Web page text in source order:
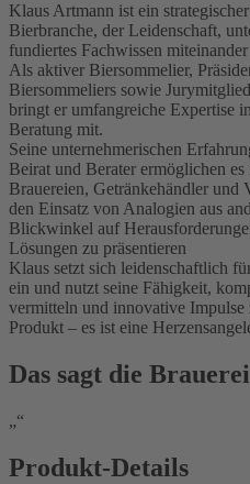
Klaus Artmann ist ein
Bierbranche, der Leidenschaft,
fundiertes Fachwissen
Als aktiver Biersommelier,
Biersommeliers sowie
bringt er umfangreiche Expertise
Beratung mit.
Seine unternehmerischen
Beirat und Berater ermöglichen
Brauereien, Getränkehändler und
den Einsatz von Analogien aus
Blickwinkel auf
Lösungen zu präsentieren
Klaus setzt sich leidenschaftlich
ein und nutzt seine Fähigkeit,
vermitteln und innovative
Produkt – es ist eine
Das sagt die Brauerei
Produkt-Details